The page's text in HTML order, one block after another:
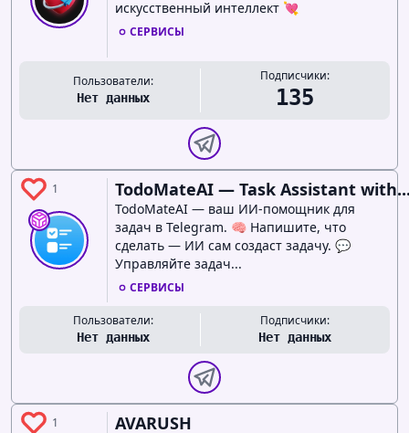
искусственный интеллект 💘
СЕРВИСЫ
Пользователи:
Нет данных
Подписчики:
135
1 TodoMateAI — Task Assistant
TodoMateAI — ваш ИИ-помощник для
задач в Telegram. 🧠 Напишите, что
сделать — ИИ сам создаст задачу. 💬
Управляйте задач...
СЕРВИСЫ
Пользователи:
Нет данных
Подписчики:
Нет данных
1 AVARUSH